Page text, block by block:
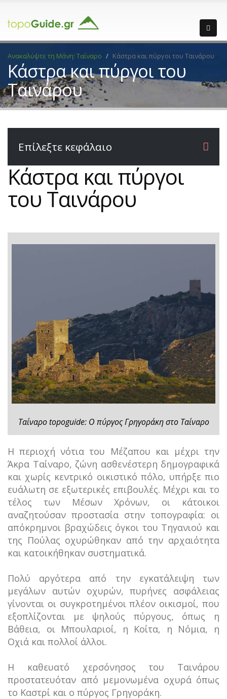
Ανακαλύψτε τη Μάνη: Ταίναρο Κάστρα και πύργοι του Ταινάρου
Κάστρα και πύργοι του
Ταινάρου
Επίλεξτε κεφάλαιο
Κάστρα και πύργοι
του Ταινάρου
Ταίναρο topoguide: Ο πύργος Γρηγοράκη στο Ταίναρο
Η περιοχή νότια του Μέζαπου και μέχρι την
Άκρα Ταίναρο, ζώνη ασθενέστερη δημογραφικά
και χωρίς κεντρικό οικιστικό πόλο, υπήρξε πιο
ευάλωτη σε εξωτερικές επιβουλές. Μέχρι και το
τέλος των Μέσων Χρόνων, οι κάτοικοι
αναζητούσαν προστασία στην τοπογραφία: οι
απόκρημνοι βραχώδεις όγκοι του Τηγανιού και
της Πούλας οχυρώθηκαν από την αρχαιότητα
και κατοικήθηκαν συστηματικά.
Πολύ αργότερα από την εγκατάλειψη των
μεγάλων αυτών οχυρών, πυρήνες ασφάλειας
γίνονται οι συγκροτημένοι πλέον οικισμοί, που
εξοπλίζονται με ψηλούς πύργους, όπως η
Βάθεια, οι Μπουλαριοί, η Κοίτα, η Νόμια, η
Οχιά και πολλοί άλλοι.
Η καθευατό χερσόνησος του Ταινάρου
προστατευόταν από μεμονωμένα οχυρά όπως
το Καστρί και ο πύργος Γρηγοράκη.